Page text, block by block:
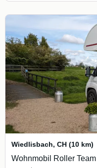
Wiedlisbach, CH (10 km)
Wohnmobil Roller Team